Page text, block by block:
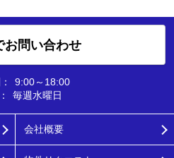
お問い合わせ
9:00～18:00
毎週水曜日
会社概要